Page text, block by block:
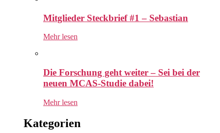
Mitglieder Steckbrief #1 – Sebastian
Mehr lesen
Die Forschung geht weiter – Sei bei der
neuen MCAS-Studie dabei!
Mehr lesen
Kategorien